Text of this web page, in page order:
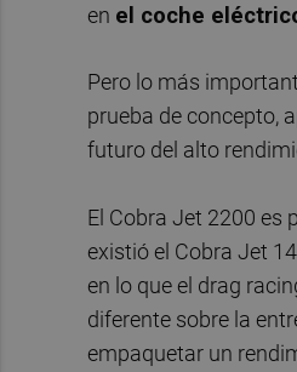
en el coche
Pero lo más
prueba de concepto,
futuro del alto
El Cobra Jet 2200 es
existió el Cobra Jet
en lo que el drag
diferente sobre la
empaquetar un